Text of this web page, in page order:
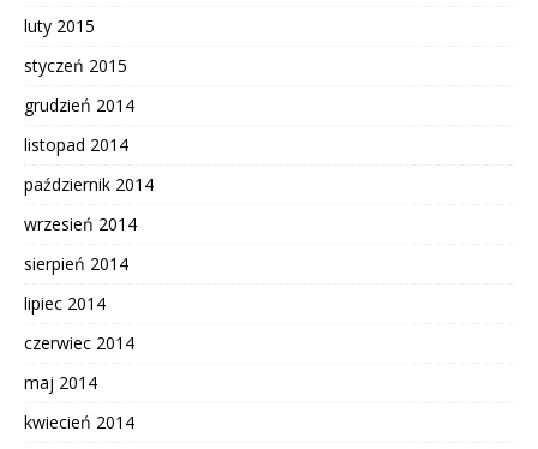
luty 2015
styczeń 2015
grudzień 2014
listopad 2014
październik 2014
wrzesień 2014
sierpień 2014
lipiec 2014
czerwiec 2014
maj 2014
kwiecień 2014